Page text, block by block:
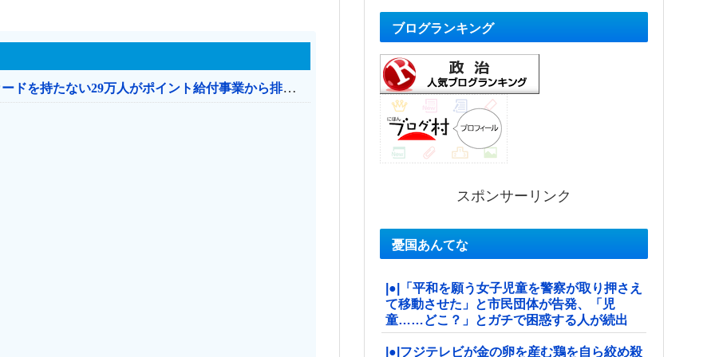
共産党「これは酷い…京都市でマイナンバーカードを持たない29万人がポイント給付事業から排除された」
ブログランキング
スポンサーリンク
憂国あんてな
|●|「平和を願う女子児童を警察が取り押さえ
て移動させた」と市民団体が告発、「児
童……どこ？」とガチで困惑する人が続出
|●|フジテレビが金の卵を産む鶏を自ら絞め殺